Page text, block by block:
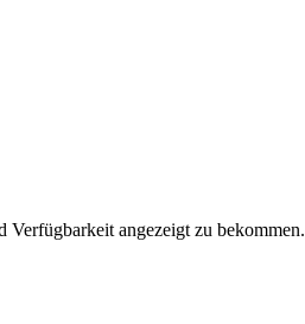
Verfügbarkeit angezeigt zu bekommen.